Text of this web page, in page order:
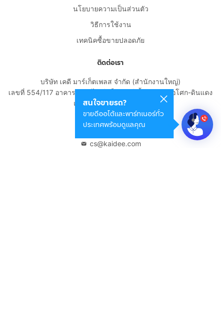
สนใจขายรถ?
ขายดีออโต้และพาร์ทเนอร์ทั่ว
ประเทศพร้อมดูแลคุณ
นโยบายความเป็นส่วนตัว
วิธีการใช้งาน
เทคนิคซื้อขายปลอดภัย
ติดต่อเรา
บริษัท เคดี มาร์เก็ตเพลส จำกัด (สำนักงานใหญ่)
เลขที่ 554/117 อาคารสกายไนน์ เซ็นเตอร์ ชั้น 22 ถนนอโศก-ดินแดง
แขวงดินแดง เขตดินแดง
กรุงเทพมหานคร 10400
cs@kaidee.com